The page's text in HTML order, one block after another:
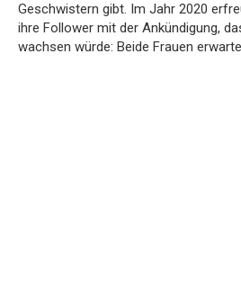
Geschwistern gibt. Im Jahr 2020
ihre Follower mit der Ankündigung,
wachsen würde: Beide Frauen